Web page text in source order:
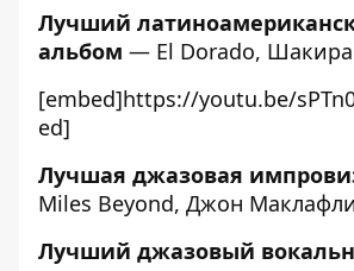
Лучший
альбом — El Dorado,
[embed]https://youtu.be/
ed]
Лучшая джазовая
Miles Beyond, Джон
Лучший джазовый